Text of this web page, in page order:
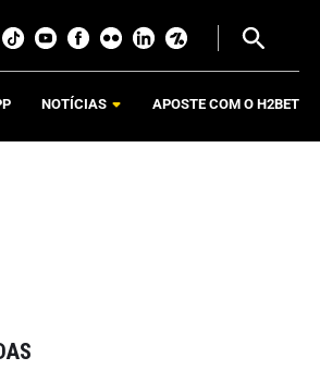
NOTÍCIAS APOSTE COM O H2BET